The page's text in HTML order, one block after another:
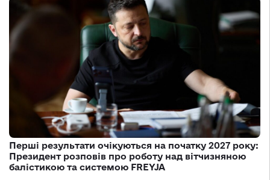
Перші результати очікуються на початку 2027 року:
Президент розповів про роботу над вітчизняною
балістикою та системою FREYJA